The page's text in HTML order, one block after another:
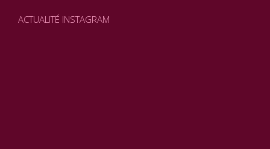
ACTUALITÉ INSTAGRAM